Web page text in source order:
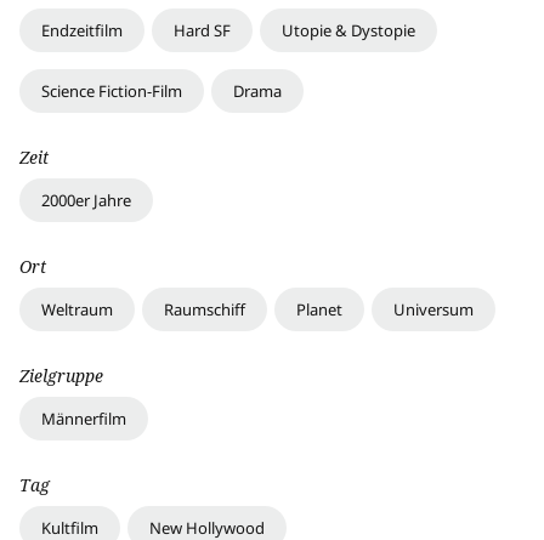
Endzeitfilm Hard SF Utopie & Dystopie
Science Fiction-Film Drama
Zeit
2000er Jahre
Ort
Weltraum Raumschiff Planet Universum
Zielgruppe
Männerfilm
Tag
Kultfilm New Hollywood